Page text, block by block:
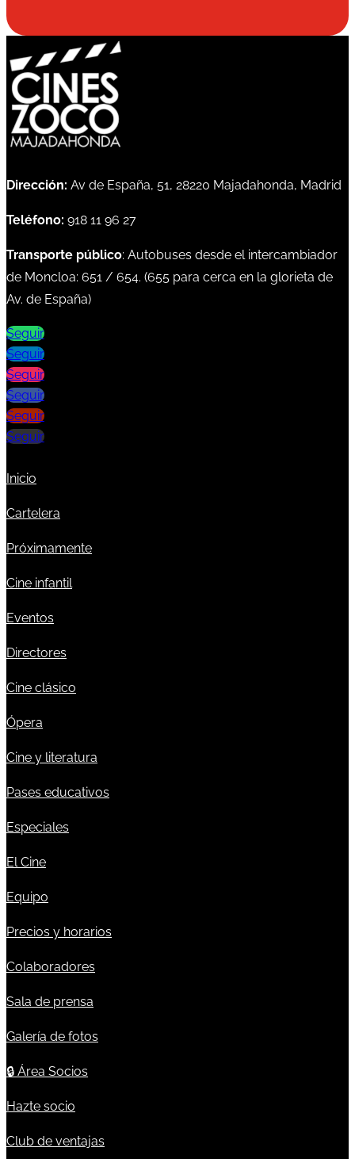
Dirección: Av de España, 51, 28220 Majadahonda, Madrid
Teléfono: 918 11 96 27
Transporte público: Autobuses desde el intercambiador
de Moncloa: 651 / 654. (655 para cerca en la glorieta de
Av. de España)
Seguir
Seguir
Seguir
Seguir
Seguir
Seguir
Inicio
Cartelera
Próximamente
Cine infantil
Eventos
Directores
Cine clásico
Ópera
Cine y literatura
Pases educativos
Especiales
El Cine
Equipo
Precios y horarios
Colaboradores
Sala de prensa
Galería de fotos
🔒 Área Socios
Hazte socio
Club de ventajas